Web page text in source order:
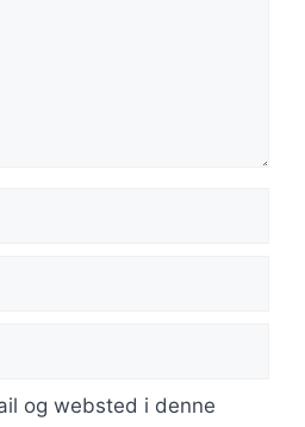
og websted i denne